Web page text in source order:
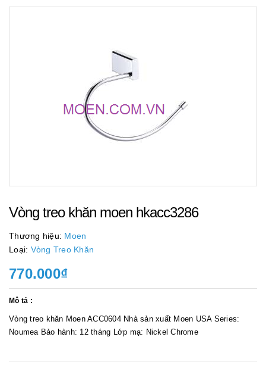
Vòng treo khăn moen hkacc3286
Thương hiệu: Moen
Loại: Vòng Treo Khăn
770.000₫
Mô tả :
Vòng treo khăn Moen ACC0604 Nhà sản xuất Moen USA Series:
Noumea Bảo hành: 12 tháng Lớp mạ: Nickel Chrome